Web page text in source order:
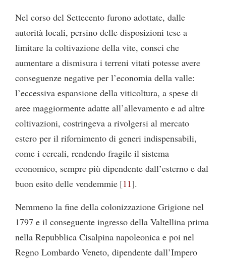
Nel corso del Settecento furono adottate, dalle
autorità locali, persino delle disposizioni tese a
limitare la coltivazione della vite, consci che
aumentare a dismisura i terreni vitati potesse avere
conseguenze negative per l’economia della valle:
l’eccessiva espansione della viticoltura, a spese di
aree maggiormente adatte all’allevamento e ad altre
coltivazioni, costringeva a rivolgersi al mercato
estero per il rifornimento di generi indispensabili,
come i cereali, rendendo fragile il sistema
economico, sempre più dipendente dall’esterno e dal
buon esito delle vendemmie 11 .
Nemmeno la fine della colonizzazione Grigione nel
1797 e il conseguente ingresso della Valtellina prima
nella Repubblica Cisalpina napoleonica e poi nel
Regno Lombardo Veneto, dipendente dall’Impero